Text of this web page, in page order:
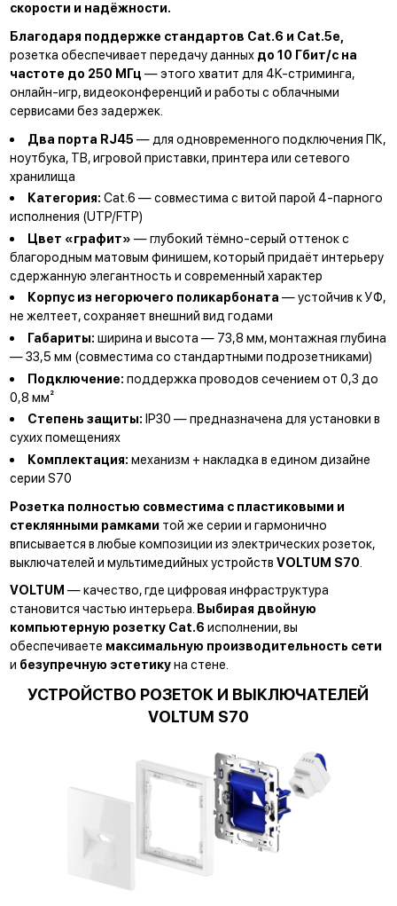
скорости и надёжности.
Благодаря поддержке стандартов Cat.6 и Cat.5e,
розетка обеспечивает передачу данных до 10 Гбит/с на
частоте до 250 МГц — этого хватит для 4K-стриминга,
онлайн-игр, видеоконференций и работы с облачными
сервисами без задержек.
Два порта RJ45 — для одновременного подключения ПК,
ноутбука, ТВ, игровой приставки, принтера или сетевого
хранилища
Категория: Cat.6 — совместима с витой парой 4-парного
исполнения (UTP/FTP)
Цвет «графит» — глубокий тёмно-серый оттенок с
благородным матовым финишем, который придаёт интерьеру
сдержанную элегантность и современный характер
Корпус из негорючего поликарбоната— устойчив к УФ,
не желтеет, сохраняет внешний вид годами
Габариты: ширина и высота — 73,8 мм, монтажная глубина
— 33,5 мм (совместима со стандартными подрозетниками)
Подключение:поддержка проводов сечением от 0,3 до
0,8 мм²
Степень защиты:IP30 — предназначена для установки в
сухих помещениях
Комплектация:механизм + накладка в едином дизайне
серии S70
Розетка полностью совместима с пластиковыми и
стеклянными рамками той же серии и гармонично
вписывается в любые композиции из электрических розеток,
выключателей и мультимедийных устройств VOLTUM S70
VOLTUM — качество, где цифровая инфраструктура
становится частью интерьера. Выбирая двойную
компьютерную розетку Cat.6 исполнении, вы
обеспечиваете максимальную производительность сети
и безупречную эстетикуна стене.
УСТРОЙСТВО РОЗЕТОК И ВЫКЛЮЧАТЕЛЕЙ
VOLTUM S70